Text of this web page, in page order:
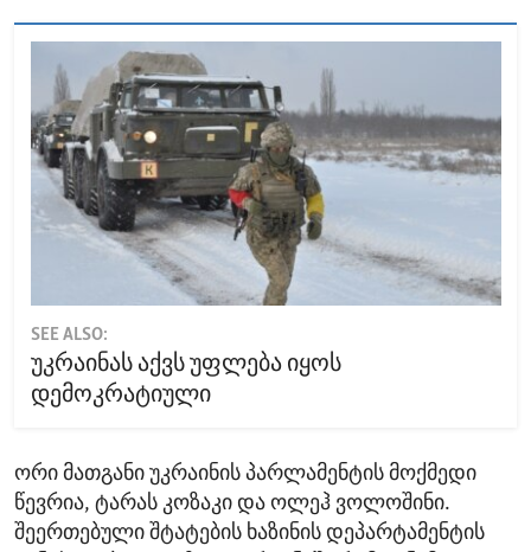
SEE ALSO:
უკრაინას აქვს უფლება იყოს
დემოკრატიული
ორი მათგანი უკრაინის პარლამენტის მოქმედი
წევრია, ტარას კოზაკი და ოლეჰ ვოლოშინი.
შეერთებული შტატების ხაზინის დეპარტამენტის